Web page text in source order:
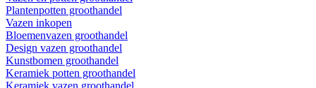
Plantenpotten groothandel
Vazen inkopen
Bloemenvazen groothandel
Design vazen groothandel
Kunstbomen groothandel
Keramiek potten groothandel